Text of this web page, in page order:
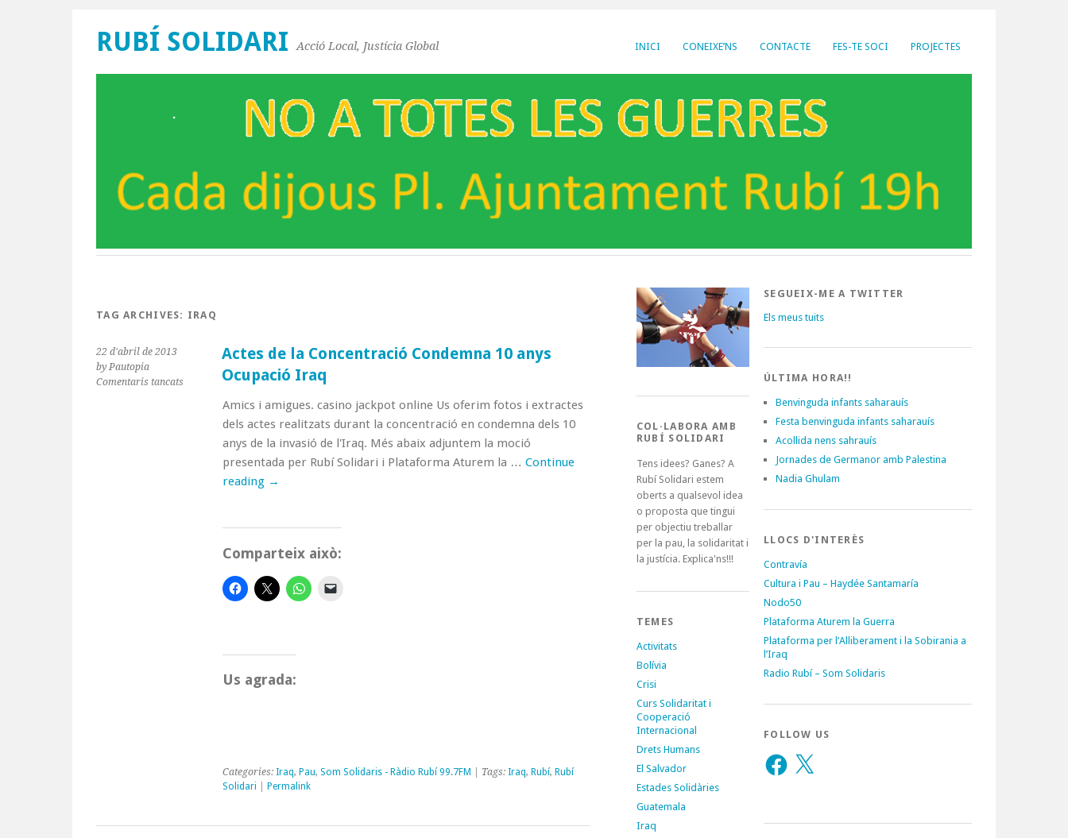
INICI CONEIXE’NS CONTACTE FES-TE SOCI PROJECTES
RUBÍ SOLIDARI Acció Local, Justícia Global
TAG ARCHIVES: IRAQ
22 d'abril de 2013
by Pautopia
Comentaris tancatsa
Concentració
Actes de la Concentració Condemna 10 anys
Ocupació Iraq
Amics i amigues. casino jackpot online Us oferim fotos i extractes
dels actes realitzats durant la concentració en condemna dels 10
anys de la invasió de l'Iraq. Més abaix adjuntem la moció
presentada per Rubí Solidari i Plataforma Aturem la … Continue
reading →
Comparteix això:
Us agrada:
Categories: Iraq, Pau, Som Solidaris - Ràdio Rubí 99.7FM | Tags: Iraq, Rubí, Rubí
Solidari
Permalink
COL·LABORA AMB
RUBÍ SOLIDARI
Tens idees? Ganes? A
Rubí Solidari estem
oberts a qualsevol idea
o proposta que tingui
per objectiu treballar
per la pau, la solidaritat i
la justícia. Explica'ns!!!
TEMES
Activitats
Bolívia
Crisi
Curs Solidaritat i
Cooperació
Internacional
Drets Humans
El Salvador
Estades Solidàries
Guatemala
Iraq
SEGUEIX-ME A TWITTER
Els meus tuits
ÚLTIMA HORA!!
Benvinguda infants saharauís
Festa benvinguda infants saharauís
Acollida nens sahrauís
Jornades de Germanor amb Palestina
Nadia Ghulam
LLOCS D'INTERÈS
Contravía
Cultura i Pau – Haydée Santamaría
Nodo50
Plataforma Aturem la Guerra
Plataforma per l’Alliberament i la Sobirania a
l’Iraq
Radio Rubí – Som Solidaris
FOLLOW US
Facebook
X